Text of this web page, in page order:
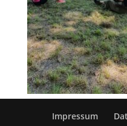
Impressum